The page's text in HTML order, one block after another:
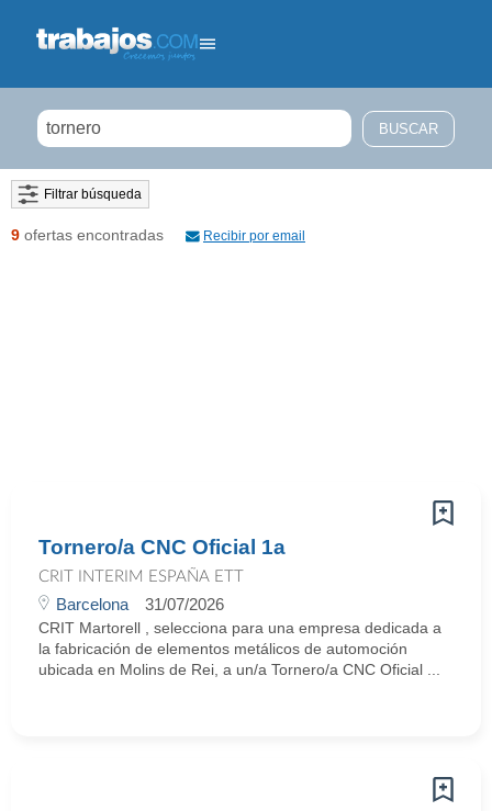
Filtrar búsqueda
9 ofertas encontradas Recibir por email
Tornero/a CNC Oficial 1a
CRIT INTERIM ESPAÑA ETT
Barcelona 31/07/2026
CRIT Martorell , selecciona para una empresa dedicada a
la fabricación de elementos metálicos de automoción
ubicada en Molins de Rei, a un/a Tornero/a CNC Oficial ...